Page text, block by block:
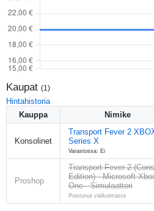
Kaupat (1 )
Hintahistoria
Kauppa
Nimike
Konsolinet
Transport Fever 2
Series X
Varastossa: Ei
Proshop
Transport Fever 2
Edition) - Microsoft
One - Simulaattori
Poistunut valikoimasta